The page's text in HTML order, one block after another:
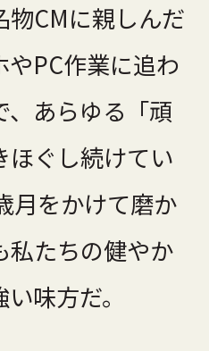
物CMに親しんだ
PC作業に追わ
、あらゆる「頑
ほぐし続けてい
月をかけて磨か
私たちの健やか
味方だ。